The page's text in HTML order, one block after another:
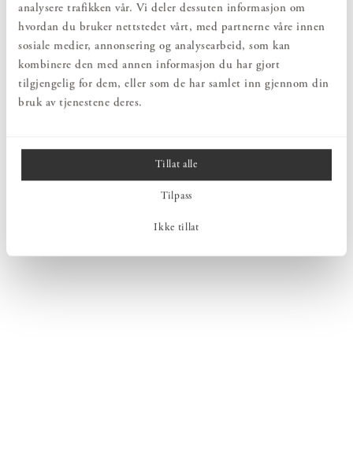
analysere trafikken vår. Vi deler dessuten informasjon om
hvordan du bruker nettstedet vårt, med partnerne våre innen
sosiale medier, annonsering og analysearbeid, som kan
kombinere den med annen informasjon du har gjort
tilgjengelig for dem, eller som de har samlet inn gjennom din
bruk av tjenestene deres.
Tillat alle
Tilpass
Ikke tillat